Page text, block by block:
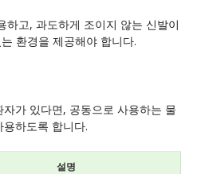
하고, 과도하게 조이지 않는 신발이
환경을 제공해야 합니다.
가 있다면, 공동으로 사용하는 물
하도록 합니다.
설명